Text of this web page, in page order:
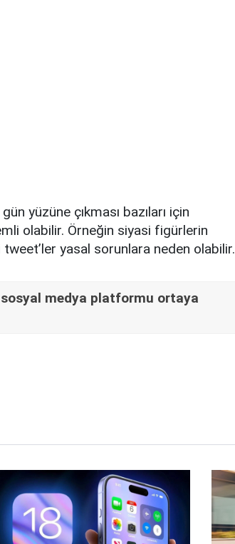
yüzüne çıkması bazıları için
olabilir. Örneğin siyasi figürlerin
yasal sorunlara neden olabilir.
medya platformu ortaya